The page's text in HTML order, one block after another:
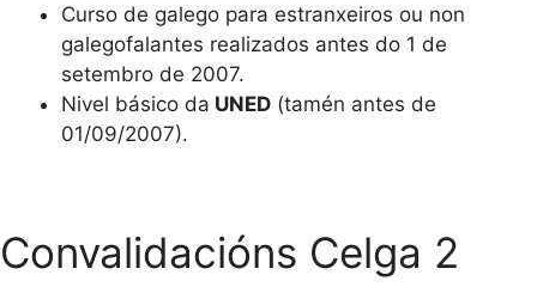
Curso de galego para estranxeiros ou non
galegofalantes realizados antes do 1 de
setembro de 2007.
Nivel básico da UNED (tamén antes de
01/09/2007).
Convalidacións Celga 2